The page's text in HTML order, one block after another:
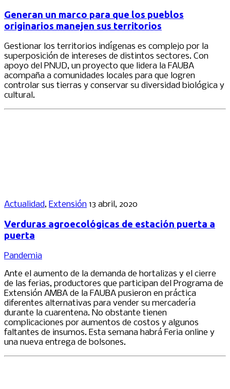
Generan un marco para que los pueblos
originarios manejen sus territorios
Gestionar los territorios indígenas es complejo por la
superposición de intereses de distintos sectores. Con
apoyo del PNUD, un proyecto que lidera la FAUBA
acompaña a comunidades locales para que logren
controlar sus tierras y conservar su diversidad biológica y
cultural.
Actualidad, Extensión 13 abril, 2020
Verduras agroecológicas de estación puerta a
puerta
Pandemia
Ante el aumento de la demanda de hortalizas y el cierre
de las ferias, productores que participan del Programa de
Extensión AMBA de la FAUBA pusieron en práctica
diferentes alternativas para vender su mercadería
durante la cuarentena. No obstante tienen
complicaciones por aumentos de costos y algunos
faltantes de insumos. Esta semana habrá Feria online y
una nueva entrega de bolsones.